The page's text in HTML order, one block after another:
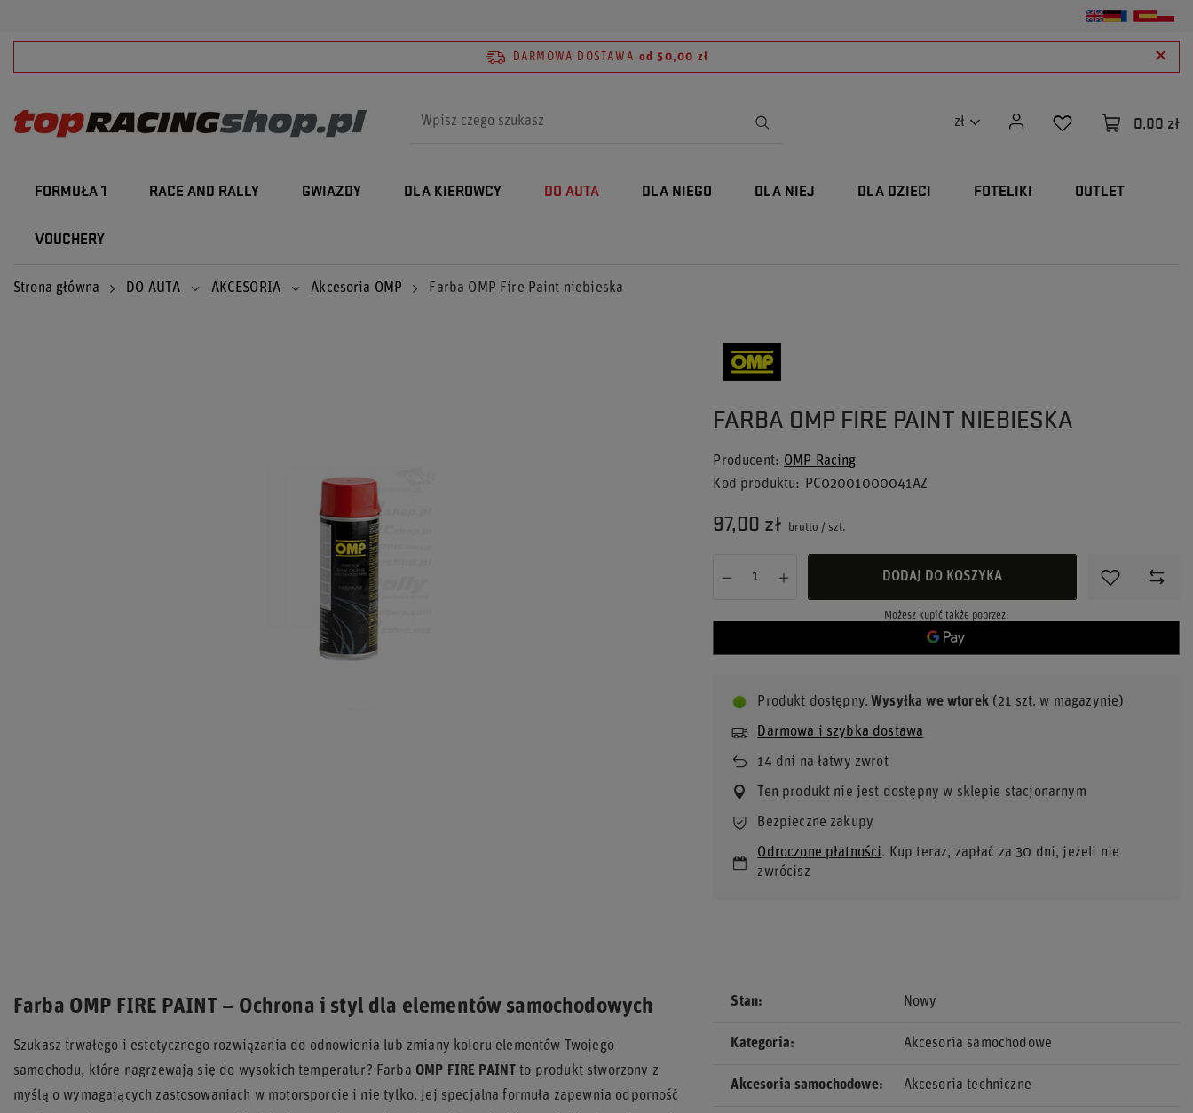
DARMOWA DOSTAWA od 50,00 zł
zł 0,00 zł
FORMUŁA 1 RACE AND RALLY GWIAZDY DLA KIEROWCY DO AUTA DLA NIEGO DLA NIEJ DLA DZIECI FOTELIKI OUTLET
VOUCHERY
Strona główna DO AUTA AKCESORIA Akcesoria OMP Farba OMP Fire Paint niebieska
FARBA OMP FIRE PAINT NIEBIESKA
Producent
OMP Racing
Kod produktu
PC02001000041AZ
97,00 zł brutto / szt.
DODAJ DO KOSZYKA
Możesz kupić także poprzez:
Produkt dostępny Wysyłkawe wtorek (21 szt. w magazynie)
Darmowa i szybka dostawa
14dni na łatwy zwrot
Ten produkt nie jest dostępny w sklepie stacjonarnym
Bezpieczne zakupy
Odroczone płatności. Kup teraz, zapłać za 30 dni, jeżeli nie
zwrócisz
Farba OMP FIRE PAINT – Ochrona i styl dla elementów samochodowych
Szukasz trwałego i estetycznego rozwiązania do odnowienia lub zmiany koloru elementów Twojego
samochodu, które nagrzewają się do wysokich temperatur? Farba OMP FIRE PAINT
to produkt stworzony z
myślą o wymagających zastosowaniach w motorsporcie i nie tylko. Jej specjalna formuła zapewnia odporność
Stan Nowy
Kategoria Akcesoria samochodowe
Akcesoria samochodowe Akcesoria techniczne